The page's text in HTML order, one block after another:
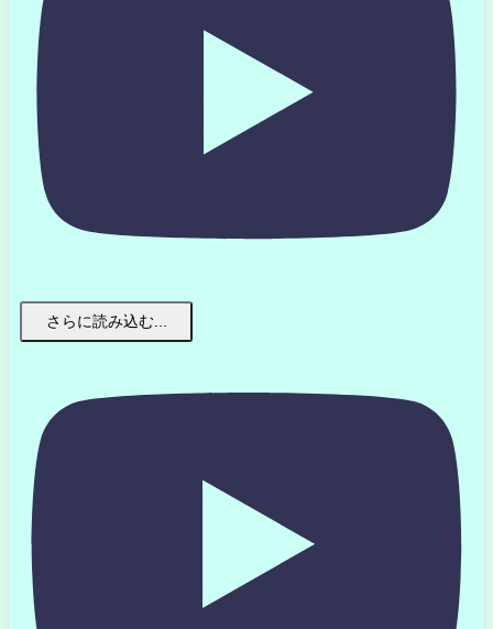
さらに読み込む...